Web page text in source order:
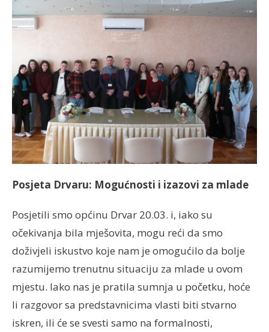
Posjeta Drvaru: Mogućnosti i izazovi za mlade
Posjetili smo općinu Drvar 20.03. i, iako su
očekivanja bila mješovita, mogu reći da smo
doživjeli iskustvo koje nam je omogućilo da bolje
razumijemo trenutnu situaciju za mlade u ovom
mjestu. Iako nas je pratila sumnja u početku, hoće
li razgovor sa predstavnicima vlasti biti stvarno
iskren, ili će se svesti samo na formalnosti,